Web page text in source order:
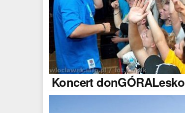
KoncertdonGÓRALesko